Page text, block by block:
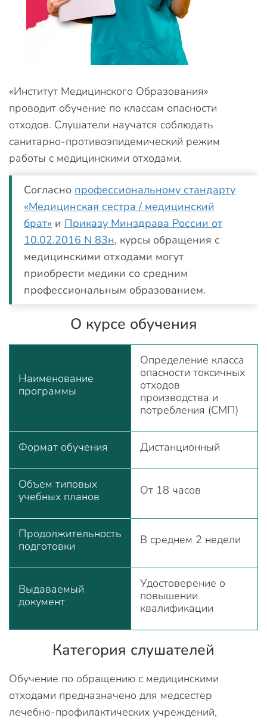
«Институт Медицинского Образования»
проводит обучение по классам опасности
отходов. Слушатели научатся соблюдать
санитарно-противоэпидемический режим
работы с медицинскими отходами.
Согласно профессиональному стандарту
«Медицинская сестра / медицинский
брат» и Приказу Минздрава России от
10.02.2016 N 83н, курсы обращения с
медицинскими отходами могут
приобрести медики со средним
профессиональным образованием.
О курсе обучения
Наименование
программы
Определение класса
опасности токсичных
отходов
производства и
потребления (СМП)
Формат обучения Дистанционный
Объем типовых
учебных планов
От 18 часов
Продолжительность
подготовки
В среднем 2 недели
Выдаваемый
документ
Удостоверение о
повышении
квалификации
Категория слушателей
Обучение по обращению с медицинскими
отходами предназначено для медсестер
лечебно-профилактических учреждений,